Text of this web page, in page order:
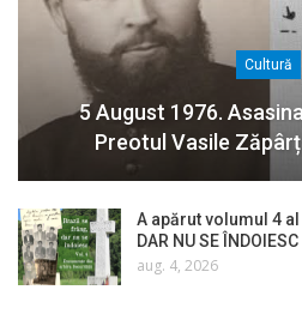
Cultură
5 August 1976.
Preotul Vasile
A apărut volumul 4 al
DAR NU SE
aug. 4, 2026